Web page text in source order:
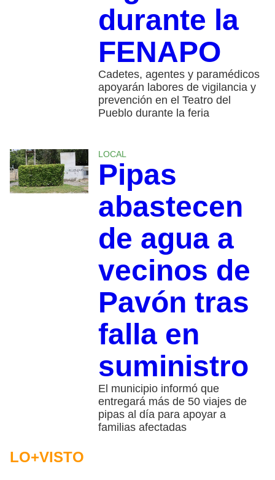
durante la
FENAPO
Cadetes, agentes y paramédicos
apoyarán labores de vigilancia y
prevención en el Teatro del
Pueblo durante la feria
LOCAL
Pipas
abastecen
de agua a
vecinos de
Pavón tras
falla en
suministro
El municipio informó que
entregará más de 50 viajes de
pipas al día para apoyar a
familias afectadas
LO+VISTO